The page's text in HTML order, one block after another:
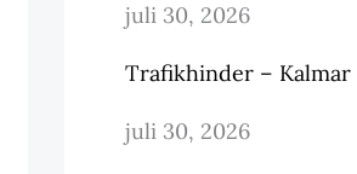
juli 30, 2026
Trafikhinder – Kalmar
juli 30, 2026